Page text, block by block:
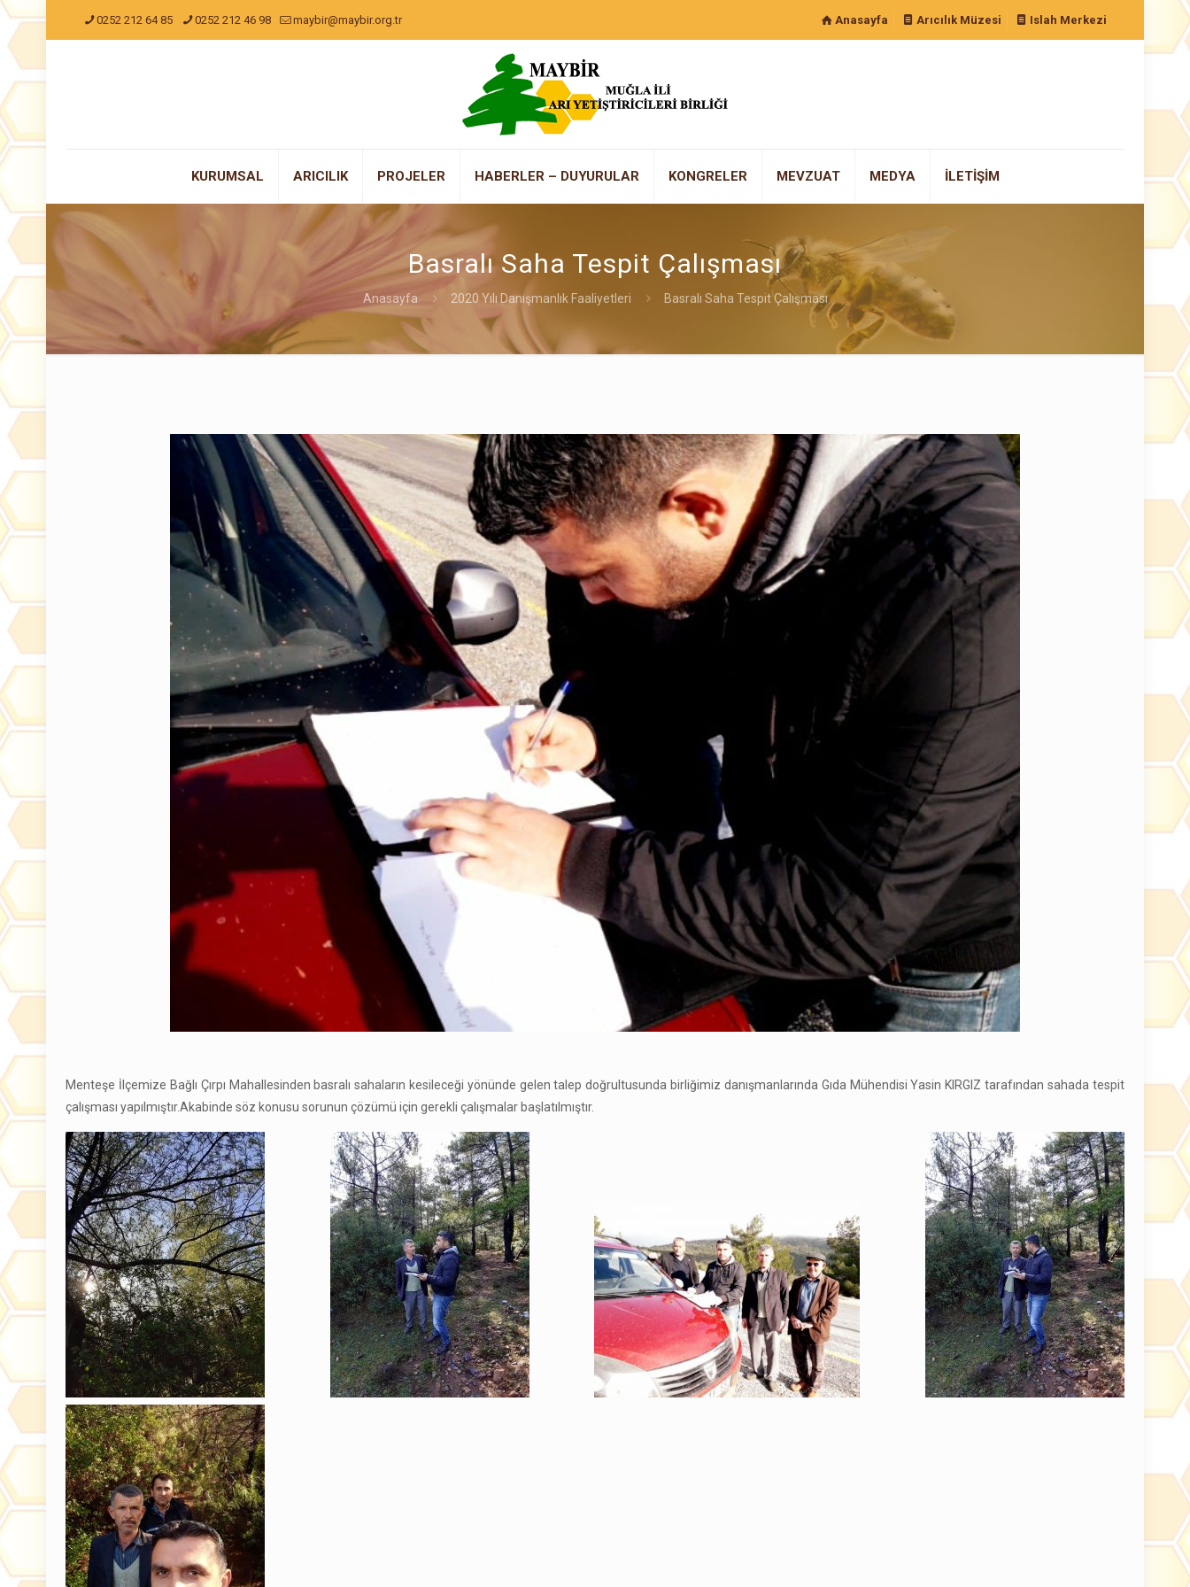
0252 212 64 85 0252 212 46 98 maybir@maybir.org.tr Anasayfa Arıcılık Müzesi Islah Merkezi
KURUMSAL ARICILIK PROJELER HABERLER – DUYURULAR KONGRELER MEVZUAT MEDYA İLETİŞİM
Basralı Saha Tespit Çalışması
Anasayfa 2020 Yılı Danışmanlık Faaliyetleri Basralı Saha Tespit Çalışması
Menteşe İlçemize Bağlı Çırpı Mahallesinden basralı sahaların kesileceği yönünde gelen talep doğrultusunda birliğimiz danışmanlarında Gıda Mühendisi Yasin KIRGIZ tarafından sahada tespit
çalışması yapılmıştır.Akabinde söz konusu sorunun çözümü için gerekli çalışmalar başlatılmıştır.